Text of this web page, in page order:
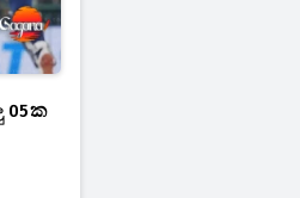
05ක